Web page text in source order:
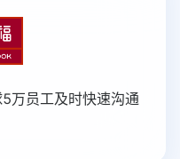
万员工及时快速沟通